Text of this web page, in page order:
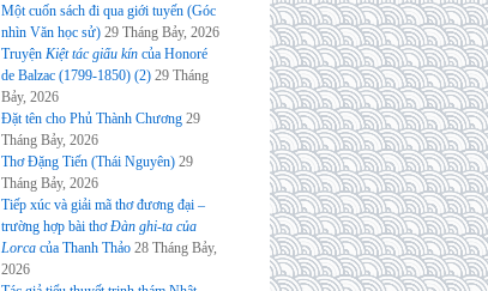
Một cuốn sách đi qua giới tuyến (Góc
nhìn Văn học sử) 29 Tháng Bảy, 2026
Truyện Kiệt tác giấu kíncủa Honoré
de Balzac (1799-1850) (2) 29 Tháng
Bảy, 2026
Đặt tên cho Phủ Thành Chương 29
Tháng Bảy, 2026
Thơ Đặng Tiến (Thái Nguyên) 29
Tháng Bảy, 2026
Tiếp xúc và giải mã thơ đương đại –
trường hợp bài thơĐàn ghi-ta của
Lorcacủa Thanh Thảo 28 Tháng Bảy,
2026